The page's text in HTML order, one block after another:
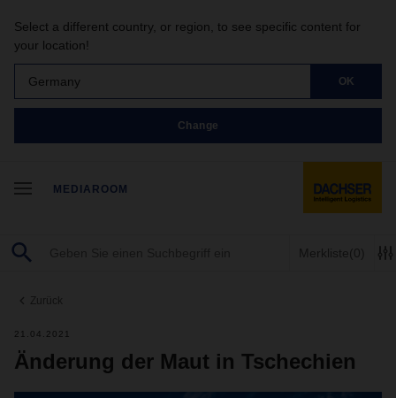
Select a different country, or region, to see specific content for
your location!
Germany OK
Change
MEDIAROOM
Merkliste(0)
Zurück
21.04.2021
Änderung der Maut in Tschechien